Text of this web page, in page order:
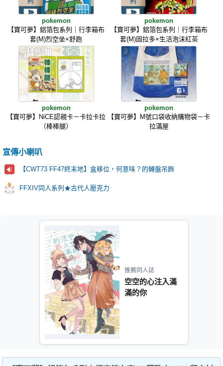
pokemon
【寶可夢】鋁箔包系列｜行李箱布
套(M)烈空坐×舒跑
pokemon
【寶可夢】鋁箔包系列｜行李箱布
套(M)固拉多×生活泡沫紅茶
pokemon
【寶可夢】NiCE認親卡－卡拉卡拉
（棒棒腿）
pokemon
【寶可夢】M號口袋收納購物袋－卡
拉滿屋
宣傳小喇叭
【CWT73 FF47終末地】盒移位，何意味？的轉盤吊飾
FFXIV同人系列★古代人壓克力
推薦同人誌
空空的心注入滿
滿的你